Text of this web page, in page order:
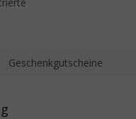
Geschenkgutscheine